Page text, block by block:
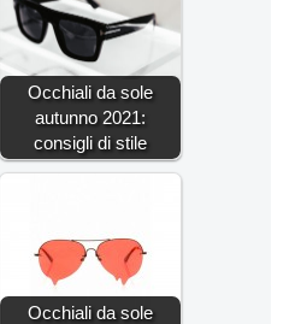
Occhiali da sole
autunno 2021:
consigli di stile
Occhiali da sole